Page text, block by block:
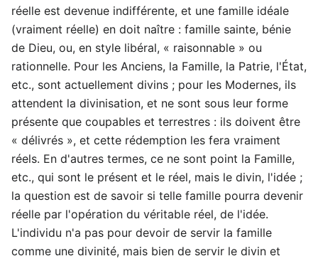
réelle est devenue indifférente, et une famille idéale
(vraiment réelle) en doit naître : famille sainte, bénie
de Dieu, ou, en style libéral, « raisonnable » ou
rationnelle. Pour les Anciens, la Famille, la Patrie, l'État,
etc., sont actuellement divins ; pour les Modernes, ils
attendent la divinisation, et ne sont sous leur forme
présente que coupables et terrestres : ils doivent être
« délivrés », et cette rédemption les fera vraiment
réels. En d'autres termes, ce ne sont point la Famille,
etc., qui sont le présent et le réel, mais le divin, l'idée ;
la question est de savoir si telle famille pourra devenir
réelle par l'opération du véritable réel, de l'idée.
L'individu n'a pas pour devoir de servir la famille
comme une divinité, mais bien de servir le divin et